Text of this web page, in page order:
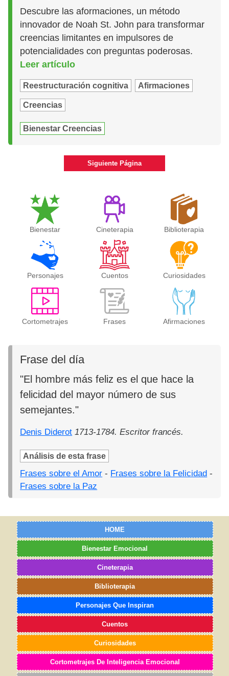
Descubre las aformaciones, un método
innovador de Noah St. John para transformar
creencias limitantes en impulsores de
potencialidades con preguntas poderosas.
Leer artículo
Reestructuración cognitiva Afirmaciones
Creencias
Bienestar Creencias
Siguiente Página
Bienestar Cineterapia Biblioterapia
Personajes Cuentos Curiosidades
Cortometrajes Frases Afirmaciones
Frase del día
"El hombre más feliz es el que hace la
felicidad del mayor número de sus
semejantes."
Denis Diderot 1713-1784. Escritor francés.
Análisis de esta frase
Frases sobre el Amor - Frases sobre la Felicidad -
Frases sobre la Paz
HOME
Bienestar Emocional
Cineterapia
Biblioterapia
Personajes Que Inspiran
Cuentos
Curiosidades
Cortometrajes De Inteligencia Emocional